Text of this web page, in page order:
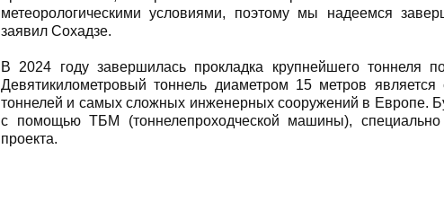
метеорологическими условиями, поэтому мы надеемся
заявил Сохадзе.
В 2024 году завершилась прокладка крупнейшего тоннеля
Девятикилометровый тоннель диаметром 15 метров
тоннелей и самых сложных инженерных сооружений в Европе.
с помощью TБM (тоннелепроходческой машины), специально
проекта.